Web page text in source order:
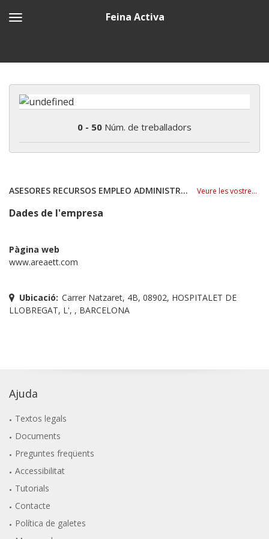
Feina Activa
0 - 50 Núm. de treballadors
ASESORES RECURSOS EMPLEO ADMINISTRACIÓN, AREA ETT. Veure les vostres ofertes
Dades de l'empresa
Pàgina web
www.areaett.com
Ubicació: Carrer Natzaret, 4B, 08902, HOSPITALET DE
LLOBREGAT, L', , BARCELONA
Ajuda
Textos legals
Documents
Preguntes freqüents
Accessibilitat
Tutorials
Contacte
Política de galetes